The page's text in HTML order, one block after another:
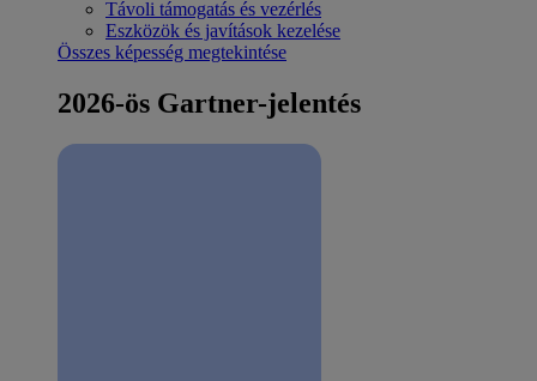
Távoli támogatás és vezérlés
Eszközök és javítások kezelése
Összes képesség megtekintése
2026-ös Gartner-jelentés